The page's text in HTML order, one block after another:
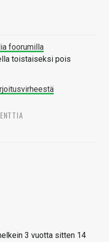
foorumilla
toistaiseksi pois
3 vuotta sitten 14